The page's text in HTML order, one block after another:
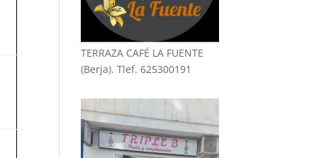
TERRAZA CAFÉ LA FUENTE
(Berja). Tlef. 625300191